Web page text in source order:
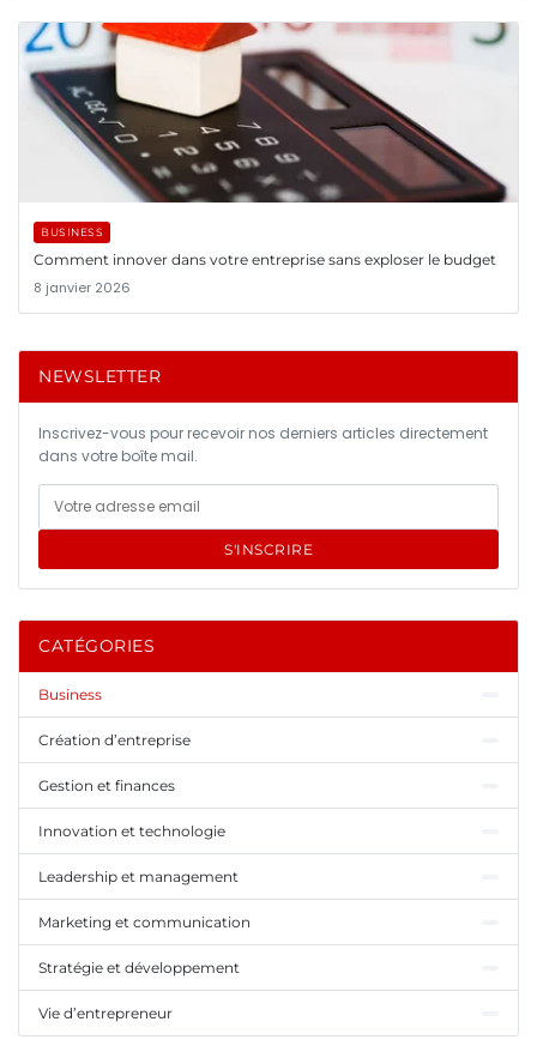
BUSINESS
Comment innover dans votre entreprise sans exploser le budget
8 janvier 2026
NEWSLETTER
Inscrivez-vous pour recevoir nos derniers articles directement
dans votre boîte mail.
S'INSCRIRE
CATÉGORIES
Business
Création d’entreprise
Gestion et finances
Innovation et technologie
Leadership et management
Marketing et communication
Stratégie et développement
Vie d’entrepreneur